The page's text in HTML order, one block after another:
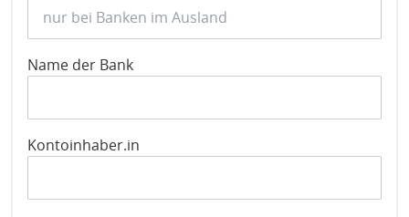
Name der Bank
Kontoinhaber.in